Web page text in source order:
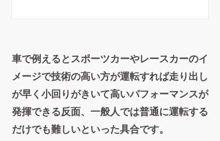
車で例えるとスポーツカーやレースカーのイ
メージで技術の高い方が運転すれば走り出し
が早く小回りがきいて高いパフォーマンスが
発揮できる反面、一般人では普通に運転する
だけでも難しいといった具合です。